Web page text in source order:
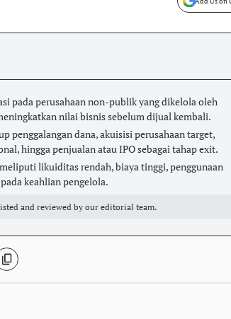
pada perusahaan non-publik yang dikelola oleh
nilai bisnis sebelum dijual kembali.
penggalangan dana, akuisisi perusahaan target,
hingga penjualan atau IPO sebagai tahap exit.
likuiditas rendah, biaya tinggi, penggunaan
keahlian pengelola.
and reviewed by our editorial team.